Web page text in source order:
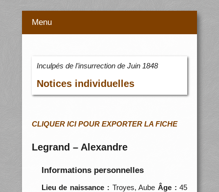
Menu
Inculpés de l’insurrection de Juin 1848
Notices individuelles
CLIQUER ICI POUR EXPORTER LA FICHE
Legrand – Alexandre
Informations personnelles
Lieu de naissance : Troyes, Aube Âge : 45